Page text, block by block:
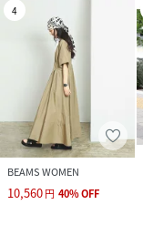
4
BEAMS WOMEN
10,560円 40%OFF